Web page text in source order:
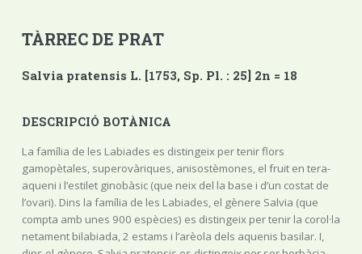
TÀRREC DE PRAT
Salvia pratensis L. [1753, Sp. Pl. : 25] 2n = 18
DESCRIPCIÓ BOTÀNICA
La família de les Labiades es distingeix per tenir flors
gamopètales, superovàriques, anisostèmones, el fruit en tera-
aqueni i l’estilet ginobàsic (que neix del la base i d’un costat de
l’ovari). Dins la família de les Labiades, el gènere Salvia (que
compta amb unes 900 espècies) es distingeix per tenir la corol·la
netament bilabiada, 2 estams i l’arèola dels aquenis basilar. I,